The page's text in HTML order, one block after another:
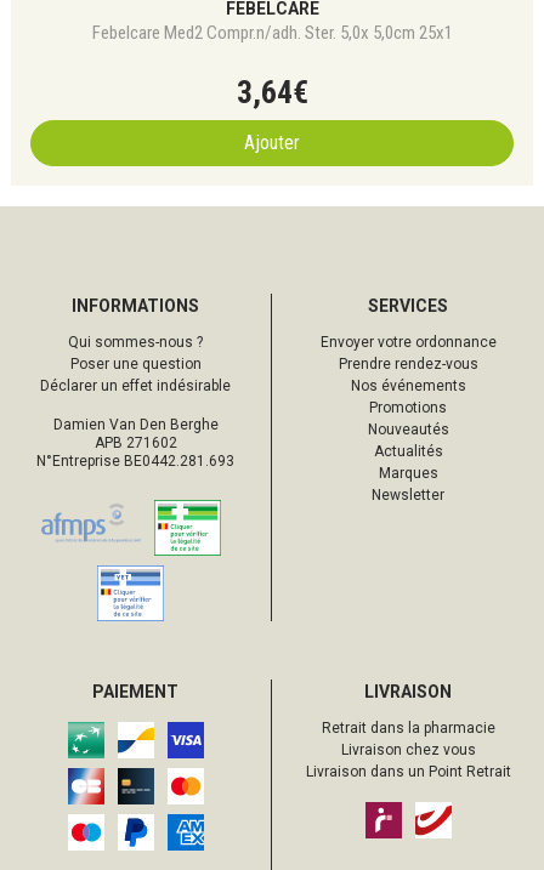
FEBELCARE
Febelcare Med2 Compr.n/adh. Ster. 5,0x 5,0cm 25x1
3,64€
Ajouter
INFORMATIONS
Qui sommes-nous ?
Poser une question
Déclarer un effet indésirable
Damien Van Den Berghe
APB 271602
N°Entreprise BE0442.281.693
SERVICES
Envoyer votre ordonnance
Prendre rendez-vous
Nos événements
Promotions
Nouveautés
Actualités
Marques
Newsletter
PAIEMENT LIVRAISON
Retrait dans la pharmacie
Livraison chez vous
Livraison dans un Point Retrait